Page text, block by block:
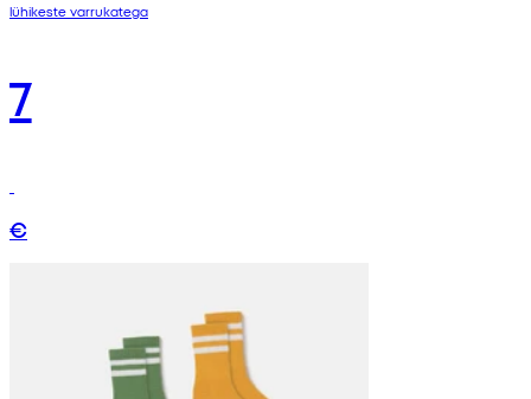
lühikeste varrukatega
7
€